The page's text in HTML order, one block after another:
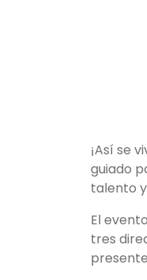
¡Así se
guiado
talento
El
tres